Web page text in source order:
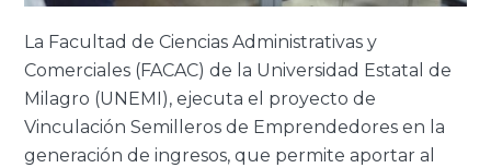
La Facultad de Ciencias Administrativas y
Comerciales (FACAC) de la Universidad Estatal de
Milagro (UNEMI), ejecuta el proyecto de
Vinculación Semilleros de Emprendedores en la
generación de ingresos, que permite aportar al